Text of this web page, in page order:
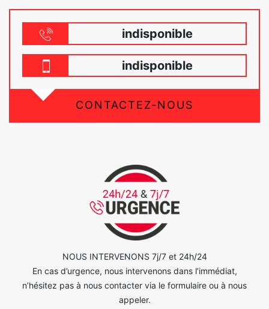
indisponible
indisponible
CONTACTEZ-NOUS
NOUS INTERVENONS 7j/7 et 24h/24
En cas d’urgence, nous intervenons dans l’immédiat,
n’hésitez pas à nous contacter via le formulaire ou à nous
appeler.